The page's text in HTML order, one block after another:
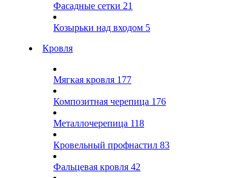
Фасадные сетки 21
Козырьки над входом 5
Кровля
Мягкая кровля 177
Композитная черепица 176
Металлочерепица 118
Кровельный профнастил 83
Фальцевая кровля 42